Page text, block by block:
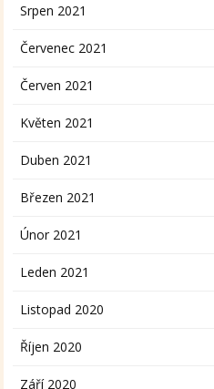
Srpen 2021
Červenec 2021
Červen 2021
Květen 2021
Duben 2021
Březen 2021
Únor 2021
Leden 2021
Listopad 2020
Říjen 2020
Září 2020